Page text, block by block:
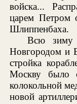
войска...
царем Петром
Шлиппенбаха.
Всю зиму
Новгородом и
стройка
Москву было
колокольной
новой